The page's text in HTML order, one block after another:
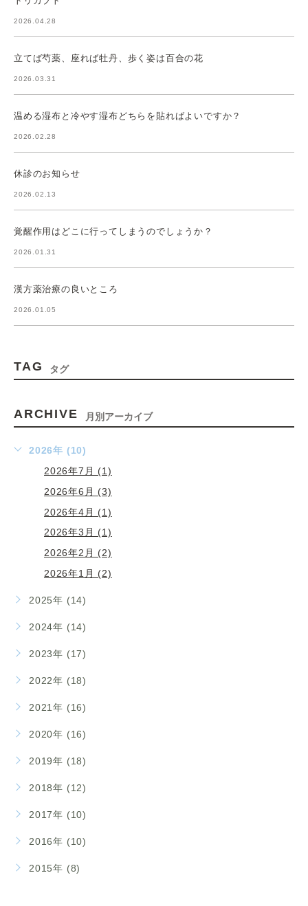
2026.04.28
立てば芍薬、座れば牡丹、歩く姿は百合の花
2026.03.31
温める湿布と冷やす湿布どちらを貼ればよいですか？
2026.02.28
休診のお知らせ
2026.02.13
覚醒作用はどこに行ってしまうのでしょうか？
2026.01.31
漢方薬治療の良いところ
2026.01.05
TAG タグ
ARCHIVE 月別アーカイブ
2026年 (10)
2026年7月 (1)
2026年6月 (3)
2026年4月 (1)
2026年3月 (1)
2026年2月 (2)
2026年1月 (2)
2025年 (14)
2024年 (14)
2023年 (17)
2022年 (18)
2021年 (16)
2020年 (16)
2019年 (18)
2018年 (12)
2017年 (10)
2016年 (10)
2015年 (8)